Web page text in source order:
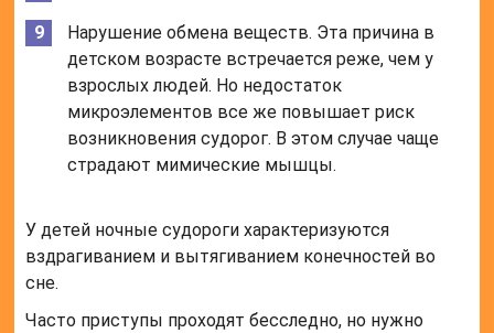
Нарушение обмена веществ. Эта причина в
детском возрасте встречается реже, чем у
взрослых людей. Но недостаток
микроэлементов все же повышает риск
возникновения судорог. В этом случае чаще
страдают мимические мышцы.
У детей ночные судороги характеризуются
вздрагиванием и вытягиванием конечностей во
сне.
Часто приступы проходят бесследно, но нужно